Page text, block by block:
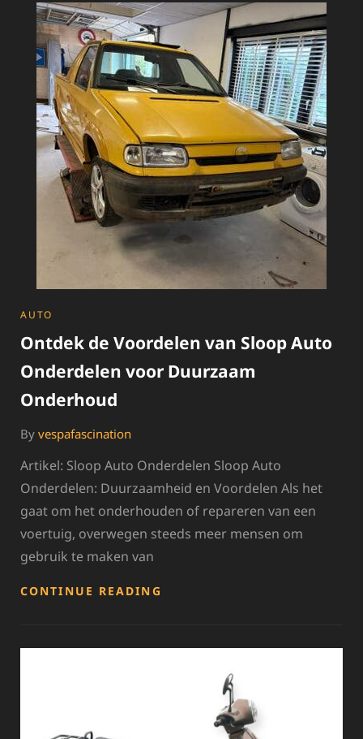
BIJ
DE
LOKALE
SLOPERIJ
CATEGORIES
AUTO
Ontdek de Voordelen van Sloop Auto
Onderdelen voor Duurzaam
Onderhoud
By vespafascination
Artikel: Sloop Auto Onderdelen Sloop Auto
Onderdelen: Duurzaamheid en Voordelen Als het
gaat om het onderhouden of repareren van een
voertuig, overwegen steeds meer mensen om
gebruik te maken van
CONTINUE READING
ONDERDELEN
DUURZAAM